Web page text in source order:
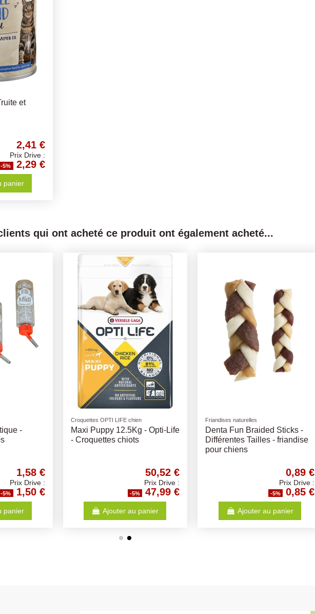
et
2,41 €
Prix Drive :
-5% 2,29 €
panier
qui ont acheté ce produit ont également acheté...
13,42 €
Prix Drive :
12,75 €
panier
Bosch
Bosch Light
34,73 €
Prix Drive :
-5% 32,99 €
Ajouter au panier
Sanabelle Croquettes chat
SANABELLE Sterilized
42,09 €
Prix Drive :
-5% 39,99 €
Ajouter au panier